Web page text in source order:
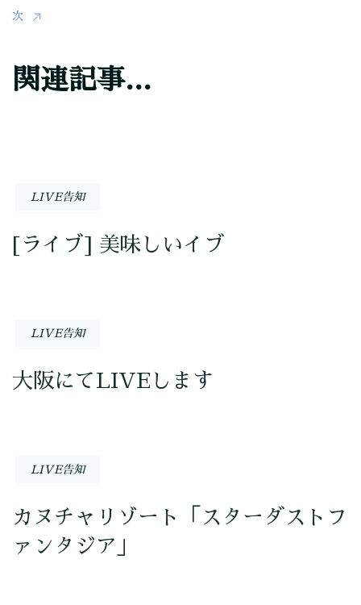
次
関連記事...
LIVE告知
[ライブ] 美味しいイブ
LIVE告知
大阪にてLIVEします
LIVE告知
カヌチャリゾート「スターダストフ
ァンタジア」